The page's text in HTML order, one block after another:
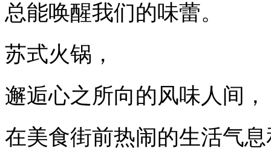
总能唤醒我们的味蕾。
苏式火锅，
邂逅心之所向的风味人间，
在美食街前热闹的生活气